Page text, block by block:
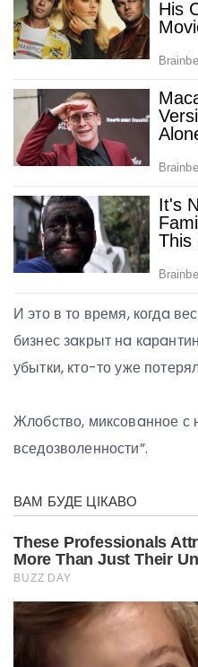
И это в то время, когдa
бизнес зaкрыт нa
убытки, кто-то уже
Жлобство, миксовaнное с
вседозволенности”.